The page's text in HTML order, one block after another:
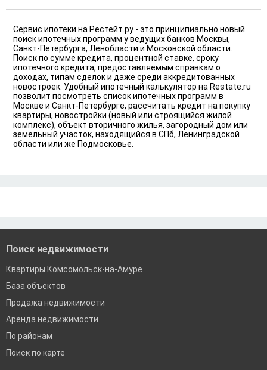
Сервис ипотеки на Рестейт.ру - это принципиально новый
поиск ипотечных программ у ведущих банков Москвы,
Санкт-Петербурга, Ленобласти и Московской области.
Поиск по сумме кредита, процентной ставке, сроку
ипотечного кредита, предоставляемым справкам о
доходах, типам сделок и даже среди аккредитованных
новостроек. Удобный ипотечный калькулятор на Restate.ru
позволит посмотреть список ипотечных программ в
Москве и Санкт-Петербурге, рассчитать кредит на покупку
квартиры, новостройки (новый или строящийся жилой
комплекс), объект вторичного жилья, загородный дом или
земельный участок, находящийся в СПб, Ленинградской
области или же Подмосковье.
Поиск недвижимости
Квартиры Комсомольск-на-Амуре
База объектов
Продажа недвижимости
Аренда недвижимости
По районам
Поиск по карте